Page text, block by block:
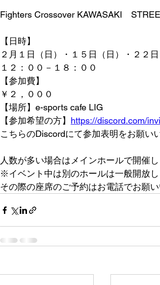
Fighters Crossover KAWASAKI　
【日時】
２月１日（日）・１５日（日）・２２日
１２：００－１８：００
【参加費】
￥２，０００
【場所】e-sports cafe LIG
【参加希望の方】 https://discord.com/
こちらのDiscordにて参加表明をお願い
人数が多い場合はメインホールで開催
※イベント中は別のホールは一般開放
その際の​座席のご予約はお電話でお願い